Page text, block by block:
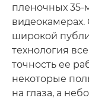
пленочных 35-
широкой
технология
точность ее
некоторые
на глаза, а